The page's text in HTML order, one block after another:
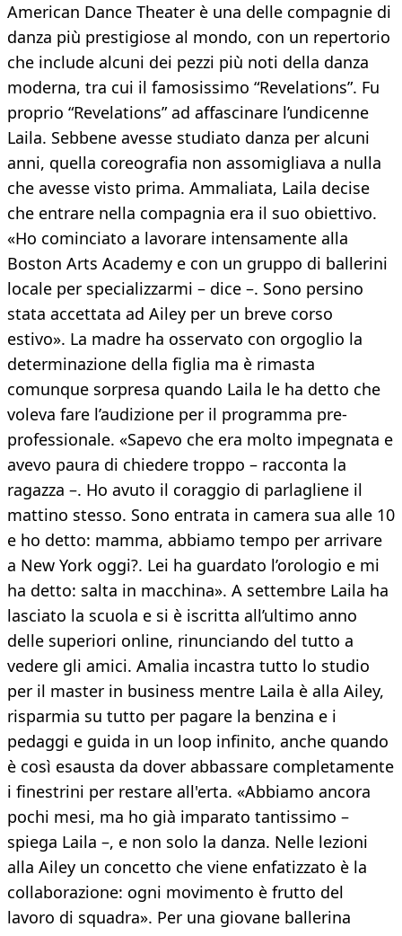
American Dance Theater è una delle compagnie di
danza più prestigiose al mondo, con un repertorio
che include alcuni dei pezzi più noti della danza
moderna, tra cui il famosissimo “Revelations”. Fu
proprio “Revelations” ad affascinare l’undicenne
Laila. Sebbene avesse studiato danza per alcuni
anni, quella coreografia non assomigliava a nulla
che avesse visto prima. Ammaliata, Laila decise
che entrare nella compagnia era il suo obiettivo.
«Ho cominciato a lavorare intensamente alla
Boston Arts Academy e con un gruppo di ballerini
locale per specializzarmi – dice –. Sono persino
stata accettata ad Ailey per un breve corso
estivo». La madre ha osservato con orgoglio la
determinazione della figlia ma è rimasta
comunque sorpresa quando Laila le ha detto che
voleva fare l’audizione per il programma pre-
professionale. «Sapevo che era molto impegnata e
avevo paura di chiedere troppo – racconta la
ragazza –. Ho avuto il coraggio di parlagliene il
mattino stesso. Sono entrata in camera sua alle 10
e ho detto: mamma, abbiamo tempo per arrivare
a New York oggi?. Lei ha guardato l’orologio e mi
ha detto: salta in macchina». A settembre Laila ha
lasciato la scuola e si è iscritta all’ultimo anno
delle superiori online, rinunciando del tutto a
vedere gli amici. Amalia incastra tutto lo studio
per il master in business mentre Laila è alla Ailey,
risparmia su tutto per pagare la benzina e i
pedaggi e guida in un loop infinito, anche quando
è così esausta da dover abbassare completamente
i finestrini per restare all'erta. «Abbiamo ancora
pochi mesi, ma ho già imparato tantissimo –
spiega Laila –, e non solo la danza. Nelle lezioni
alla Ailey un concetto che viene enfatizzato è la
collaborazione: ogni movimento è frutto del
lavoro di squadra». Per una giovane ballerina